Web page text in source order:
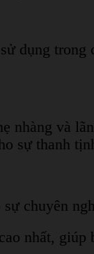
dụng trong
nhàng và
sự thanh
chuyên
nhất, giúp